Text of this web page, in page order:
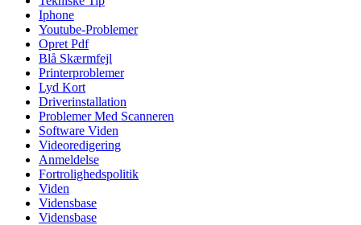
Iphone
Youtube-Problemer
Opret Pdf
Blå Skærmfejl
Printerproblemer
Lyd Kort
Driverinstallation
Problemer Med Scanneren
Software Viden
Videoredigering
Anmeldelse
Fortrolighedspolitik
Viden
Vidensbase
Vidensbase